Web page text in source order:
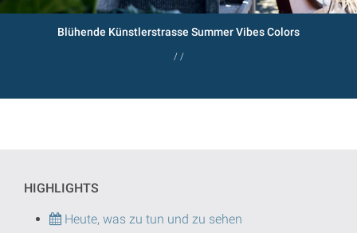
Blühende Künstlerstrasse Summer Vibes Colors
/ /
HIGHLIGHTS
Heute, was zu tun und zu sehen